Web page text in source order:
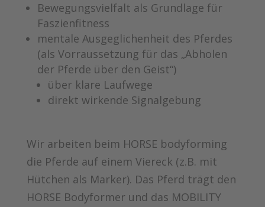
Bewegungsvielfalt als Grundlage für
Faszienfitness
mentale Ausgeglichenheit des Pferdes
(als Vorraussetzung für das „Abholen
der Pferde über den Geist“)
über klare Laufwege
direkt wirkende Signalgebung
Wir arbeiten beim HORSE bodyforming
die Pferde auf einem Viereck (z.B. mit
Hütchen als Marker). Das Pferd trägt den
HORSE Bodyformer und das MOBILITY